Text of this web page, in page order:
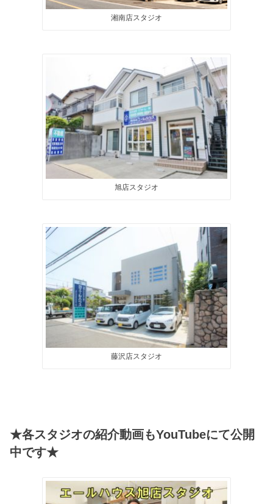
湘南店スタジオ
旭店スタジオ
藤沢店スタジオ
★各スタジオの紹介動画もYouTubeにて公開
中です★